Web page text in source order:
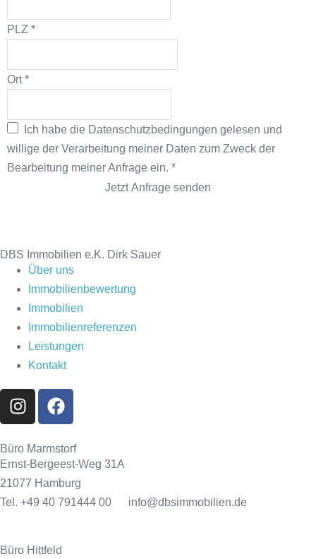
PLZ *
Ort*
Ich habe die Datenschutzbedingungen gelesen und
willige der Verarbeitung meiner Daten zum Zweck der
Bearbeitung meiner Anfrage ein. *
Jetzt Anfrage senden
DBS Immobilien e.K. Dirk Sauer
Über uns
Immobilienbewertung
Immobilien
Immobilienreferenzen
Leistungen
Kontakt
Büro Marmstorf
Ernst-Bergeest-Weg 31A
21077 Hamburg
Tel. +49 40 791444 00 info@dbsimmobilien.de
Büro Hittfeld